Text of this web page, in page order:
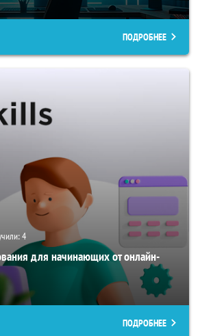
ПОДРОБНЕЕ
4
для начинающих от онлайн-
ПОДРОБНЕЕ